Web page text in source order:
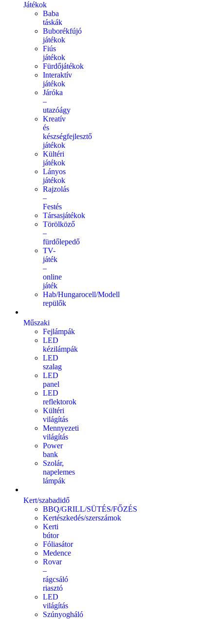
Játékok
Baba
táskák
Buborékfújó
játékok
Fiús
játékok
Fürdőjátékok
Interaktív
játékok
Járóka
–
utazóágy
Kreatív
és
készségfejlesztő
játékok
Kültéri
játékok
Lányos
játékok
Rajzolás
–
Festés
Társasjátékok
Törölköző
–
fürdőlepedő
TV-
játék
–
online
játék
Hab/Hungarocell/Modell
repülők
Műszaki
Fejlámpák
LED
kézilámpák
LED
szalag
LED
panel
LED
reflektorok
Kültéri
világítás
Mennyezeti
világítás
Power
bank
Szolár,
napelemes
lámpák
Kert/szabadidő
BBQ/GRILL/SÜTÉS/FŐZÉS
Kertészkedés/szerszámok
Kerti
bútor
Fóliasátor
Medence
Rovar
–
rágcsáló
riasztó
LED
világítás
Szúnyogháló